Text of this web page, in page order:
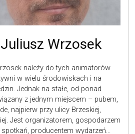
Wrzosek
należy do tych animatorów
w wielu środowiskach i na
Jednak na stałe, od ponad
z jednym miejscem – pubem,
najpierw przy ulicy Brzeskiej,
Jest organizatorem, gospodarzem
producentem wydarzeń...